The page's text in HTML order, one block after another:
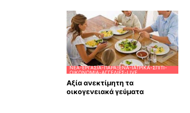
ΝΈΑ-ΕΡΓΑΣΊΑ-ΠΑΡΆΞΕΝΑ-ΙΑΤΡΙΚΆ-ΣΠΊΤΙ-
ΟΙΚΟΝΟΜΊΑ-ΑΓΓΕΛΊΕΣ-LIVE
Αξία ανεκτίμητη τα
οικογενειακά γεύματα